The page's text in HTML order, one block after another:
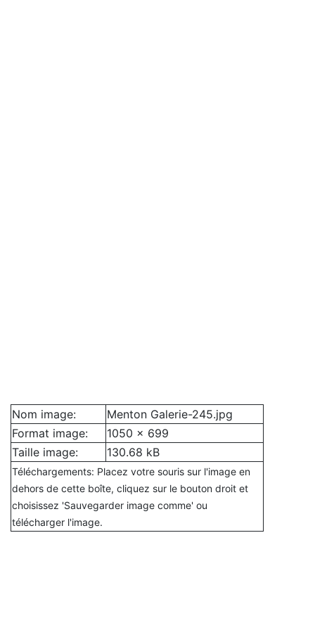
Nom image:
Menton Galerie-245.jpg
Format image:
1050 x 699
Taille image:
130.68 kB
Téléchargements: Placez votre souris sur l'image en
dehors de cette boîte, cliquez sur le bouton droit et
choisissez 'Sauvegarder image comme' ou
télécharger l'image.